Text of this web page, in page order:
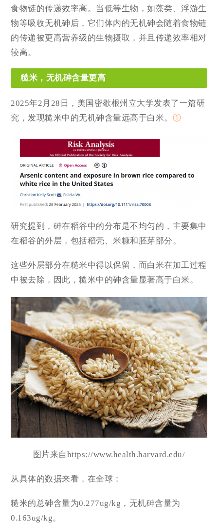
食物链的传递效率高。当低等生物，如藻类、浮游生
物等吸收无机砷后，它们体内的无机砷会随着食物链
的传递被更高营养级的生物摄取，并且传递效率相对
较高。
糙米，无机砷含量更高
2025年2月28日，美国密歇根州立大学发表了一篇研
究，发现糙米中的无机砷含量远高于白米。 ①
研究提到，砷在稻谷中的分布是不均匀的，主要集中
在稻谷的外层，包括稻壳、米糠和胚芽部分。
这些外层部分在糙米中得以保留，而白米在加工过程
中被去除，因此，糙米中的砷含量显著高于白米。
图片来自https://www.health.harvard.edu/
从具体的数据来看，在全球：
糙米的总砷含量为0.277ug/kg，无机砷含量为
0.163ug/kg。